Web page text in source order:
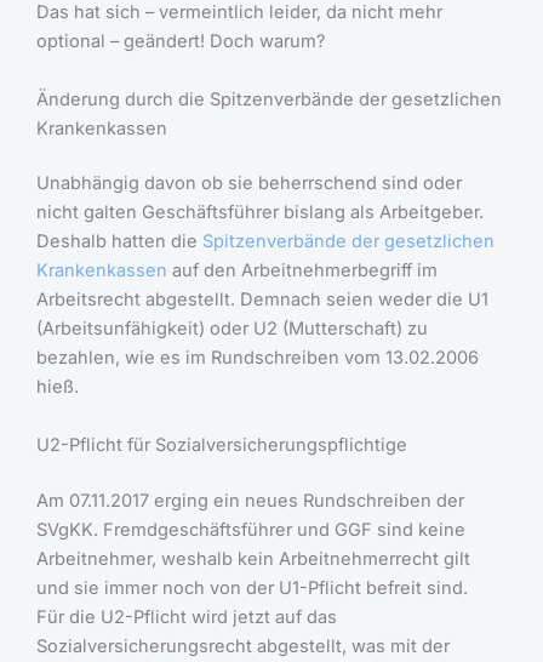
Das hat sich – vermeintlich leider, da nicht mehr
optional – geändert! Doch warum?
Änderung durch die Spitzenverbände der gesetzlichen
Krankenkassen
Unabhängig davon ob sie beherrschend sind oder
nicht galten Geschäftsführer bislang als Arbeitgeber.
Deshalb hatten die Spitzenverbände der gesetzlichen
Krankenkassen auf den Arbeitnehmerbegriff im
Arbeitsrecht abgestellt. Demnach seien weder die U1
(Arbeitsunfähigkeit) oder U2 (Mutterschaft) zu
bezahlen, wie es im Rundschreiben vom 13.02.2006
hieß.
U2-Pflicht für Sozialversicherungspflichtige
Am 07.11.2017 erging ein neues Rundschreiben der
SVgKK. Fremdgeschäftsführer und GGF sind keine
Arbeitnehmer, weshalb kein Arbeitnehmerrecht gilt
und sie immer noch von der U1-Pflicht befreit sind.
Für die U2-Pflicht wird jetzt auf das
Sozialversicherungsrecht abgestellt, was mit der